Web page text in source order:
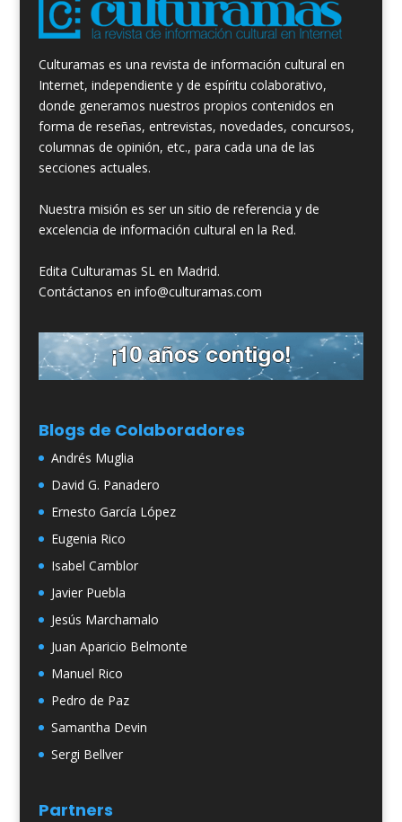
Culturamas es una revista de información cultural en
Internet, independiente y de espíritu colaborativo,
donde generamos nuestros propios contenidos en
forma de reseñas, entrevistas, novedades, concursos,
columnas de opinión, etc., para cada una de las
secciones actuales.
Nuestra misión es ser un sitio de referencia y de
excelencia de información cultural en la Red.
Edita Culturamas SL en Madrid.
Contáctanos en info@culturamas.com
Blogs de Colaboradores
Andrés Muglia
David G. Panadero
Ernesto García López
Eugenia Rico
Isabel Camblor
Javier Puebla
Jesús Marchamalo
Juan Aparicio Belmonte
Manuel Rico
Pedro de Paz
Samantha Devin
Sergi Bellver
Partners